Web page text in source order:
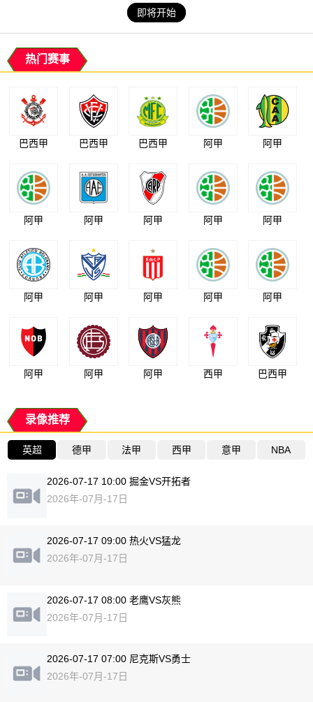
即将开始
热门赛事
巴西甲 巴西甲 巴西甲 阿甲 阿甲
阿甲 阿甲 阿甲 阿甲 阿甲
阿甲 阿甲 阿甲 阿甲 阿甲
阿甲 阿甲 阿甲 西甲 巴西甲
录像推荐
英超 德甲 法甲 西甲 意甲 NBA
2026-07-17 10:00 掘金VS开拓者
2026年-07月-17日
2026-07-17 09:00 热火VS猛龙
2026年-07月-17日
2026-07-17 08:00 老鹰VS灰熊
2026年-07月-17日
2026-07-17 07:00 尼克斯VS勇士
2026年-07月-17日